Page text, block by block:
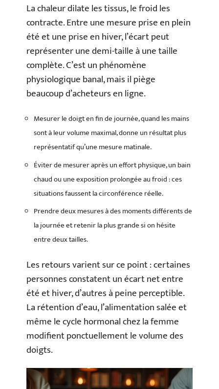
La chaleur dilate les tissus, le froid les
contracte. Entre une mesure prise en plein
été et une prise en hiver, l’écart peut
représenter une demi-taille à une taille
complète. C’est un phénomène
physiologique banal, mais il piège
beaucoup d’acheteurs en ligne.
Mesurer le doigt en fin de journée, quand les mains
sont à leur volume maximal, donne un résultat plus
représentatif qu’une mesure matinale.
Éviter de mesurer après un effort physique, un bain
chaud ou une exposition prolongée au froid : ces
situations faussent la circonférence réelle.
Prendre deux mesures à des moments différents de
la journée et retenir la plus grande si on hésite
entre deux tailles.
Les retours varient sur ce point : certaines
personnes constatent un écart net entre
été et hiver, d’autres à peine perceptible.
La rétention d’eau, l’alimentation salée et
même le cycle hormonal chez la femme
modifient ponctuellement le volume des
doigts.